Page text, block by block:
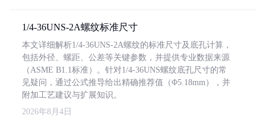
1/4-36UNS-2A螺纹标准尺寸
本文详细解析1/4-36UNS-2A螺纹的标准尺寸及底孔计算，
包括外径、螺距、公差等关键参数，并提供专业数据来源
（ASME B1.1标准）。针对1/4-36UNS螺纹底孔尺寸的常
见疑问，通过公式推导给出精确推荐值（Φ5.18mm），并
附加工艺建议与扩展知识。
2026年8月4日